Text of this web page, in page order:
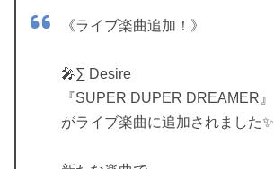
《ライブ楽曲追加！》
🎤∑ Desire
『SUPER DUPER DREAMER』
がライブ楽曲に追加されました✨